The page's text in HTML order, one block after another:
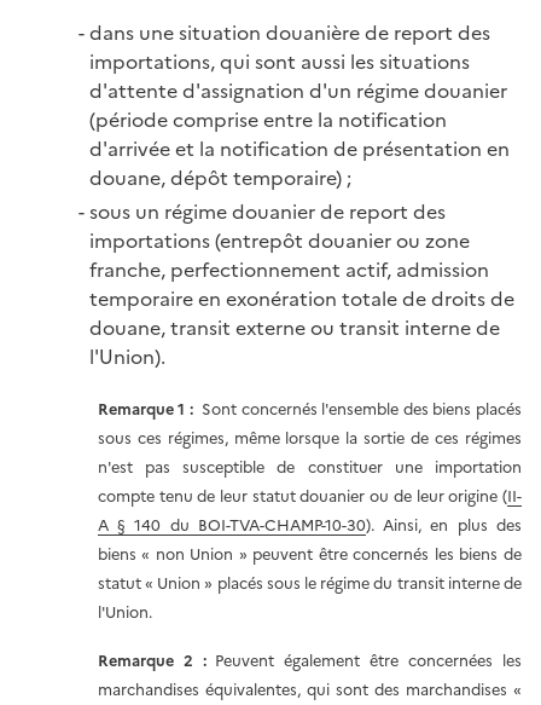
dans une situation douanière de report des
importations, qui sont aussi les situations
d'attente d'assignation d'un régime douanier
(période comprise entre la notification
d'arrivée et la notification de présentation en
douane, dépôt temporaire) ;
sous un régime douanier de report des
importations (entrepôt douanier ou zone
franche, perfectionnement actif, admission
temporaire en exonération totale de droits de
douane, transit externe ou transit interne de
l'Union).
Remarque 1 : Sont concernés l'ensemble des biens placés
sous ces régimes, même lorsque la sortie de ces régimes
n'est pas susceptible de constituer une importation
compte tenu de leur statut douanier ou de leur origine (II-
A § 140 du BOI-TVA-CHAMP-10-30). Ainsi, en plus des
biens « non Union » peuvent être concernés les biens de
statut « Union » placés sous le régime du transit interne de
l'Union.
Remarque 2 : Peuvent également être concernées les
marchandises équivalentes, qui sont des marchandises «